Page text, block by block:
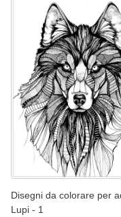
Disegni da colorare per
Lupi - 1